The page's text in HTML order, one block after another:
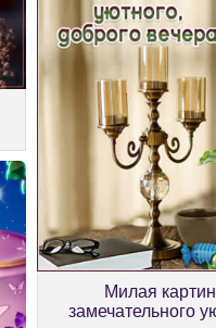
Милая
замечательного